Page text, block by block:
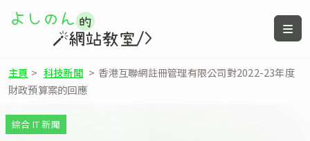
主頁 > 科技新聞 > 香港互聯網註冊管理有限公司對2022-23年度
財政預算案的回應
綜合 IT 新聞